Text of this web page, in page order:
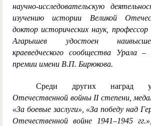
научно-исследовательскую
изучению истории Великой
доктор исторических наук,
Агарышев удостоен
краеведческого сообщества Урала –
премии имени В.П. Бирюкова.
Среди других наград
Отечественной войны II степени,
«За боевые заслуги», «За победу над
Отечественной войне 1941–1945